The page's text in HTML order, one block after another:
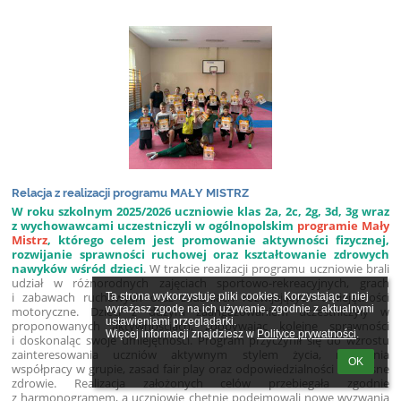
Ta strona wykorzystuje pliki cookies. Korzystając z niej
wyrażasz zgodę na ich używanie, zgodnie z aktualnymi
ustawieniami przeglądarki.
Więcej informacji znajdziesz w Polityce prywatności.
OK
Relacja z realizacji programu MAŁY MISTRZ
W roku szkolnym 2025/2026 uczniowie klas 2a, 2c, 2g, 3d, 3g wraz
z wychowawcami uczestniczyli w ogólnopolskim programie Mały
Mistrz, którego celem jest promowanie aktywności fizycznej,
rozwijanie sprawności ruchowej oraz kształtowanie zdrowych
nawyków wśród dzieci. W trakcie realizacji programu uczniowie brali
udział w różnorodnych zajęciach sportowo-rekreacyjnych, grach
i zabawach ruchowych oraz zadaniach rozwijających umiejętności
motoryczne. Dzieci z dużym zaangażowaniem uczestniczyły w
proponowanych aktywnościach, zdobywając kolejne sprawności
i doskonaląc swoje umiejętności.Program przyczynił się do wzrostu
zainteresowania uczniów aktywnym stylem życia, rozwijania
współpracy w grupie, zasad fair play oraz odpowiedzialności za własne
zdrowie. Realizacja założonych celów przebiegała zgodnie
z harmonogramem, a uczniowie chętnie podejmowali nowe wyzwania